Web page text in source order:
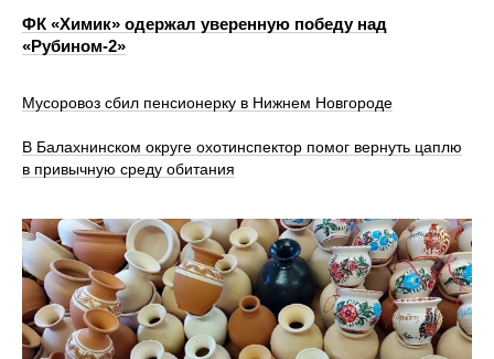
ФК «Химик» одержал уверенную победу над
«Рубином‑2»
Мусоровоз сбил пенсионерку в Нижнем Новгороде
В Балахнинском округе охотинспектор помог вернуть цаплю
в привычную среду обитания